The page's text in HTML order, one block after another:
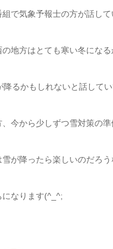
で気象予報士の方が話し
地方はとても寒い冬になる
降るかもしれないと話してい
今から少しずつ雪対策の
が降ったら楽しいのだろ
になります(^_^;